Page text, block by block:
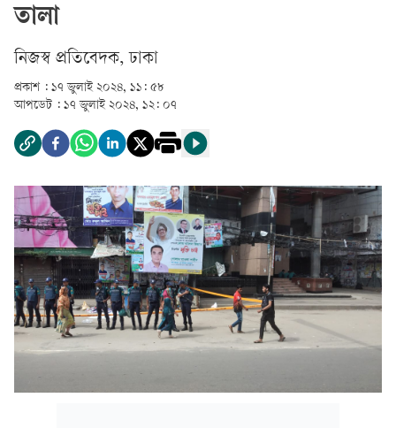
তালা
নিজস্ব প্রতিবেদক, ঢাকা
প্রকাশ : ১৭ জুলাই ২০২৪, ১১: ৫৮
আপডেট : ১৭ জুলাই ২০২৪, ১২: ০৭